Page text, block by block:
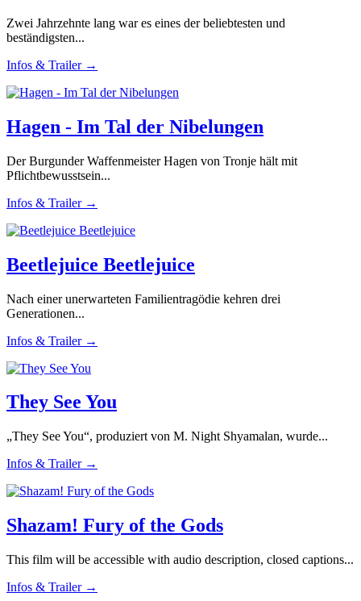
Zwei Jahrzehnte lang war es eines der beliebtesten und
beständigsten...
Infos & Trailer →
Hagen - Im Tal der Nibelungen
Der Burgunder Waffenmeister Hagen von Tronje hält mit
Pflichtbewusstsein...
Infos & Trailer →
Beetlejuice Beetlejuice
Nach einer unerwarteten Familientragödie kehren drei
Generationen...
Infos & Trailer →
They See You
„They See You“, produziert von M. Night Shyamalan, wurde...
Infos & Trailer →
Shazam! Fury of the Gods
This film will be accessible with audio description, closed captions...
Infos & Trailer →